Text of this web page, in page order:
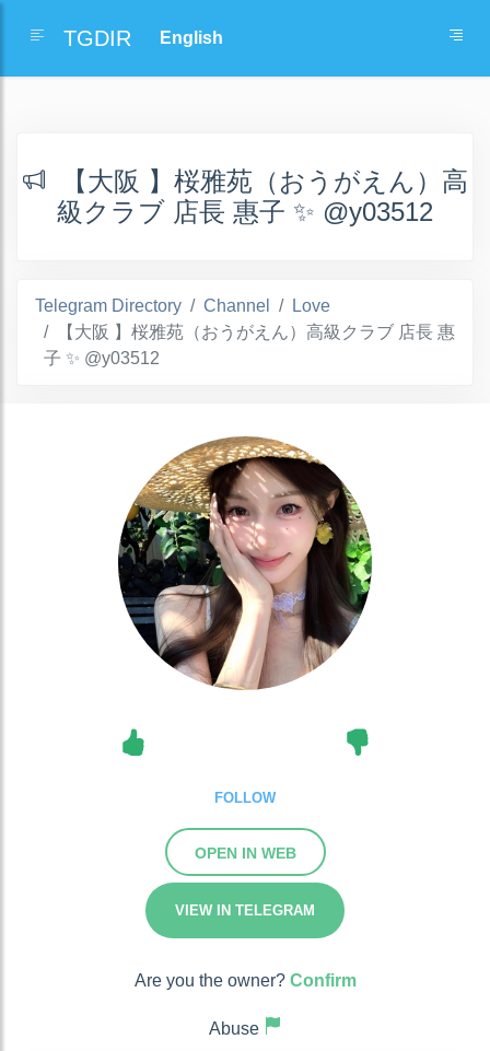
TGDIR
【大阪 】桜雅苑（おうがえん）高
級クラブ 店長 惠子 ✨ @y03512
Telegram Directory Channel
Love
【大阪 】桜雅苑（おうがえん）高級クラブ 店長 惠
子 ✨ @y03512
FOLLOW
OPEN IN WEB
VIEW IN TELEGRAM
Are you the owner? Confirm
Abuse